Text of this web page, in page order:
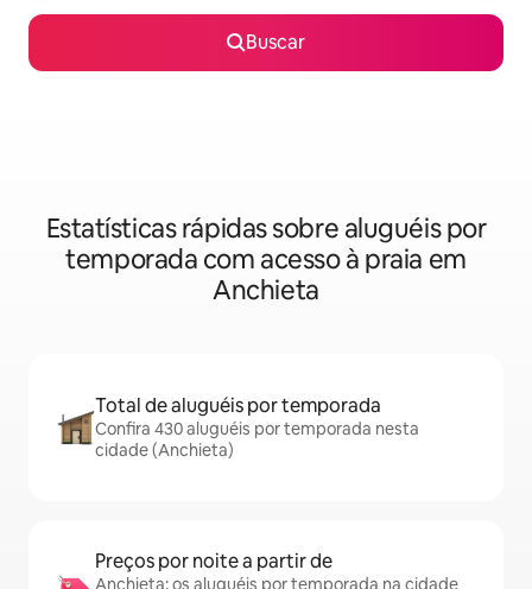
Buscar
Estatísticas rápidas sobre aluguéis por
temporada com acesso à praia em
Anchieta
Total de aluguéis por temporada
Confira 430 aluguéis por temporada nesta
cidade (Anchieta)
Preços por noite a partir de
Anchieta: os aluguéis por temporada na cidade